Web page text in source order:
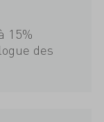
15%
des